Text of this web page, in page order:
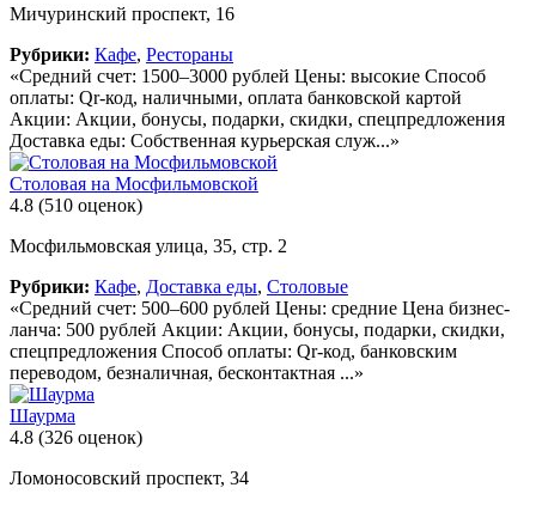
Мичуринский проспект, 16
Рубрики: Кафе, Рестораны
«Средний счет: 1500–3000 рублей Цены: высокие Способ
оплаты: Qr-код, наличными, оплата банковской картой
Акции: Акции, бонусы, подарки, скидки, спецпредложения
Доставка еды: Собственная курьерская служ...»
Столовая на Мосфильмовской
4.8 (510 оценок)
Мосфильмовская улица, 35, стр. 2
Рубрики: Кафе, Доставка еды, Столовые
«Средний счет: 500–600 рублей Цены: средние Цена бизнес-
ланча: 500 рублей Акции: Акции, бонусы, подарки, скидки,
спецпредложения Способ оплаты: Qr-код, банковским
переводом, безналичная, бесконтактная ...»
Шаурма
4.8 (326 оценок)
Ломоносовский проспект, 34